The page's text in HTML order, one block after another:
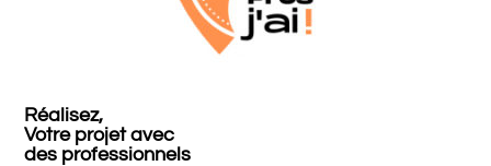
Réalisez,
Votre projet avec
des professionnels